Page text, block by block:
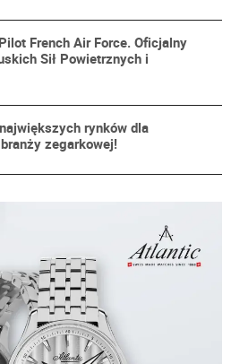
French Air Force. Oficjalny
Sił Powietrznych i
rynków dla
zegarkowej!